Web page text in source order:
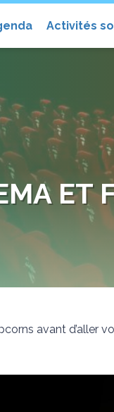
Activités
ET
avant d’aller